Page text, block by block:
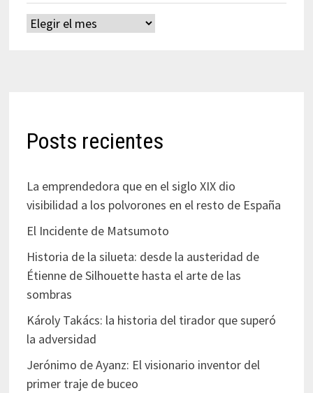
Archivos
Posts recientes
La emprendedora que en el siglo XIX dio
visibilidad a los polvorones en el resto de España
El Incidente de Matsumoto
Historia de la silueta: desde la austeridad de
Étienne de Silhouette hasta el arte de las
sombras
Károly Takács: la historia del tirador que superó
la adversidad
Jerónimo de Ayanz: El visionario inventor del
primer traje de buceo